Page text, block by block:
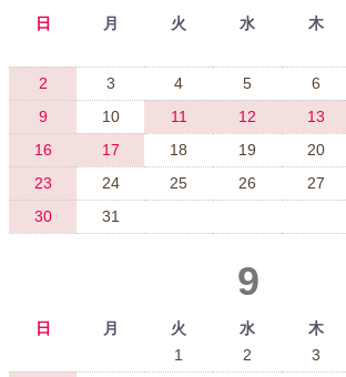
日 月 火 水 木
2
3 4 5 6
9
10 11 12 13
16
17 18 19 20
23
24 25 26 27
30
31
9
日 月 火 水 木
1
2 3